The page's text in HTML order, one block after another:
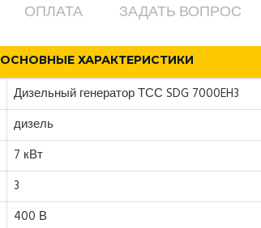
ОПЛАТА ЗАДАТЬ ВОПРОС
ОСНОВНЫЕ ХАРАКТЕРИСТИКИ
Дизельный генератор ТСС SDG 7000EH3
дизель
7 кВт
3
400 В